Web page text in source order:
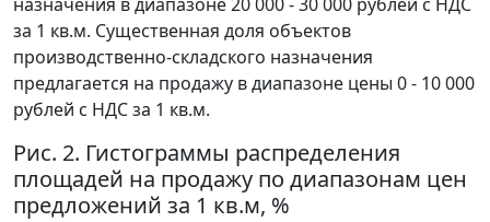
за 1 кв.м. Существенная доля объектов
производственно-складского назначения
предлагается на продажу в диапазоне цены 0 - 10 000
рублей с НДС за 1 кв.м.
Рис. 2. Гистограммы распределения
площадей на продажу по диапазонам цен
предложений за 1 кв.м, %